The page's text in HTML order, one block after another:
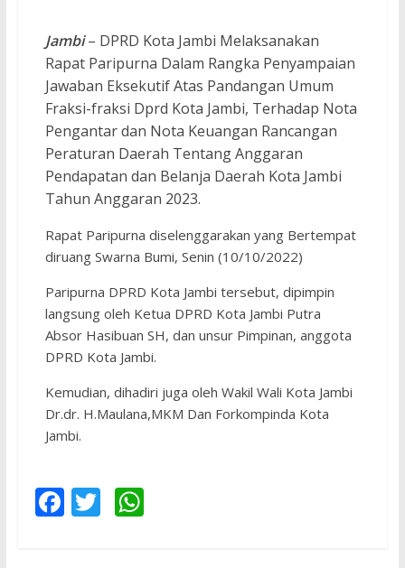
Jambi– DPRD Kota Jambi Melaksanakan
Rapat Paripurna Dalam Rangka Penyampaian
Jawaban Eksekutif Atas Pandangan Umum
Fraksi-fraksi Dprd Kota Jambi, Terhadap Nota
Pengantar dan Nota Keuangan Rancangan
Peraturan Daerah Tentang Anggaran
Pendapatan dan Belanja Daerah Kota Jambi
Tahun Anggaran 2023.
Rapat Paripurna diselenggarakan yang Bertempat
diruang Swarna Bumi, Senin (10/10/2022)
Paripurna DPRD Kota Jambi tersebut, dipimpin
langsung oleh Ketua DPRD Kota Jambi Putra
Absor Hasibuan SH, dan unsur Pimpinan, anggota
DPRD Kota Jambi.
Kemudian, dihadiri juga oleh Wakil Wali Kota Jambi
Dr.dr. H.Maulana,MKM Dan Forkompinda Kota
Jambi.
F T W